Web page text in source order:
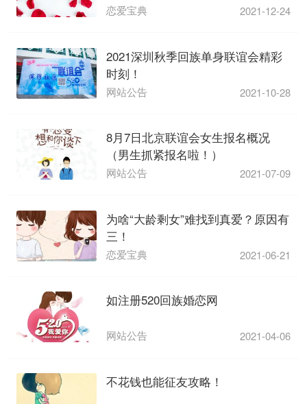
恋爱宝典 2021-12-24
2021深圳秋季回族单身联谊会精彩
时刻！
网站公告 2021-10-28
8月7日北京联谊会女生报名概况
（男生抓紧报名啦！）
网站公告 2021-07-09
为啥“大龄剩女”难找到真爱？原因有
三！
恋爱宝典 2021-06-21
如注册520回族婚恋网
网站公告 2021-04-06
不花钱也能征友攻略！